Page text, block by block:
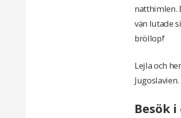
natthimlen.
vän lutade
bröllop!’
Lejla och
Jugoslavien.
Besök